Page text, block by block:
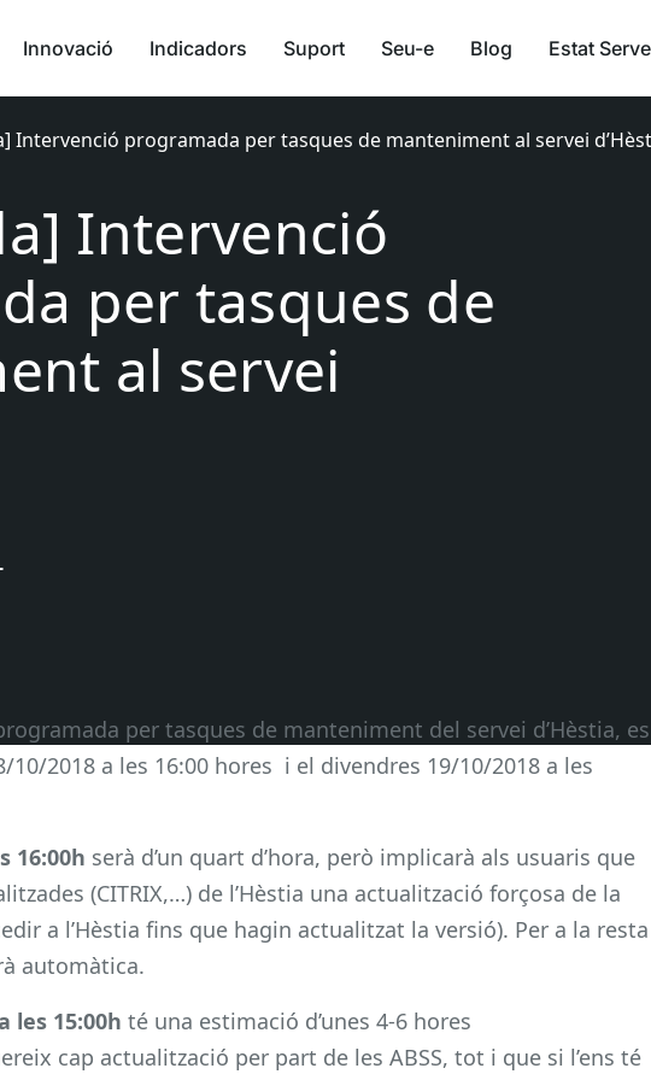
Innovació Indicadors Suport Seu-e Blog Estat
Intervenció programada per tasques de manteniment al servei
Intervenció
per tasques de
al servei
per tasques de manteniment del servei d’Hèstia, es
2018 a les 16:00 hores i el divendres 19/10/2018 a les
16:00h serà d’un quart d’hora, però implicarà als usuaris que
(CITRIX,…) de l’Hèstia una actualització forçosa de la
a l’Hèstia fins que hagin actualitzat la versió). Per a la resta
automàtica.
les 15:00h té una estimació d’unes 4-6 hores
cap actualització per part de les ABSS, tot i que si l’ens té